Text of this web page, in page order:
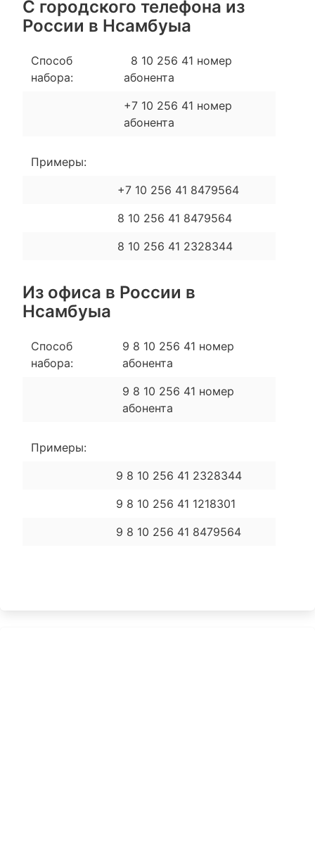
С городского телефона из
России в Нсамбуыа
Способ
набора:
8 10 256 41 номер
абонента
+7 10 256 41 номер
абонента
Примеры:
+7 10 256 41 8479564
8 10 256 41 8479564
8 10 256 41 2328344
Из офиса в России в
Нсамбуыа
Способ
набора:
9 8 10 256 41 номер
абонента
9 8 10 256 41 номер
абонента
Примеры:
9 8 10 256 41 2328344
9 8 10 256 41 1218301
9 8 10 256 41 8479564